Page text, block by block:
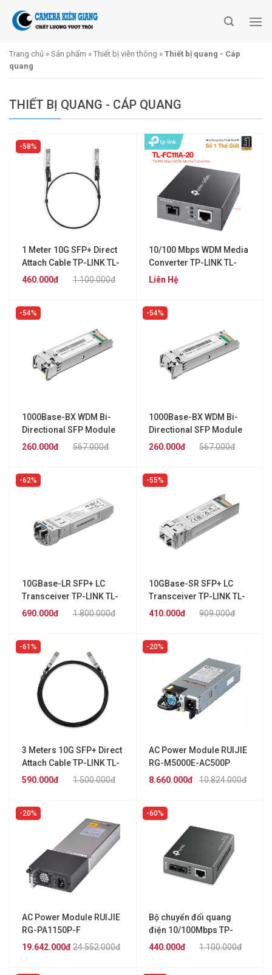
Trang chủ » Sản phẩm » Thiết bị viễn thông » Thiết bị quang - Cáp
quang
THIẾT BỊ QUANG - CÁP QUANG
58%
1 Meter 10G SFP+ Direct
Attach Cable TP-LINK TL-
SM5220-1M
1.100.000đ
460.000đ
10/100 Mbps WDM Media
Converter TP-LINK TL-
FC111A-20
Liên Hệ
54%
1000Base-BX WDM Bi-
Directional SFP Module
TP-LINK TL-SM321A-2
567.000đ
260.000đ
54%
1000Base-BX WDM Bi-
Directional SFP Module
TP-LINK TL-SM321B-2
567.000đ
260.000đ
62%
10GBase-LR SFP+ LC
Transceiver TP-LINK TL-
SM5110-LR
1.800.000đ
690.000đ
55%
10GBase-SR SFP+ LC
Transceiver TP-LINK TL-
SM5110-SR
909.000đ
410.000đ
61%
3 Meters 10G SFP+ Direct
Attach Cable TP-LINK TL-
SM5220-3M
1.500.000đ
590.000đ
20%
AC Power Module RUIJIE
RG-M5000E-AC500P
10.824.000đ
8.660.000đ
20%
AC Power Module RUIJIE
RG-PA1150P-F
24.552.000đ
19.642.000đ
60%
Bộ chuyển đổi quang
điện 10/100Mbps TP-
LINK MC110CS1.100.000đ
440.000đ